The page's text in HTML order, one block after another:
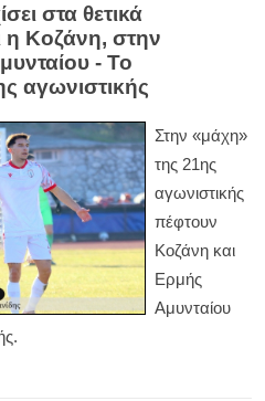
στα θετικά
η Κοζάνη, στην
- Το
αγωνιστικής
Στην «μάχη»
της 21ης
αγωνιστικής
πέφτουν
Κοζάνη και
Ερμής
Αμυνταίου